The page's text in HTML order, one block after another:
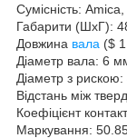
Сумісність:
Габарити (ШхГ):
Довжина вала ($
Діаметр вала: 6
Діаметр з
Відстань між
Коефіцієнт
Маркування: